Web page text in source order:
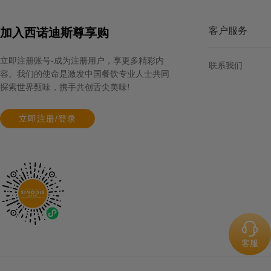
加入西诺迪斯尊享购
立即注册账号-成为注册用户，享更多精彩内
容。我们的使命是激发中国餐饮专业人士共同
探索世界甄味，携手共创舌尖美味!
立即注册/登录
客户服务
联系我们
客服